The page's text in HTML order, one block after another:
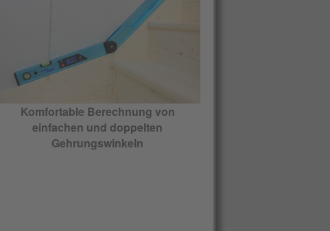
Komfortable Berechnung von
einfachen und doppelten
Gehrungswinkeln